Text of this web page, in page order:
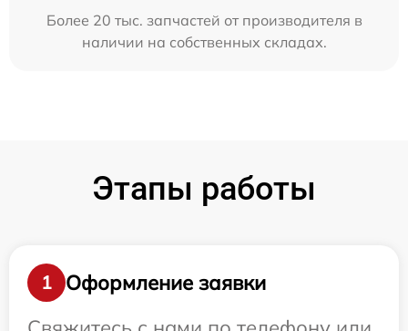
Более 20 тыс. запчастей от производителя в
наличии на собственных складах.
Этапы работы
1
Оформление заявки